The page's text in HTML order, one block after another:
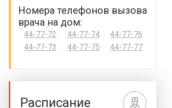
Номера телефонов вызова
врача на дом:
44-77-72
44-77-73
44-77-74
44-77-75
44-77-76
44-77-77
Расписание